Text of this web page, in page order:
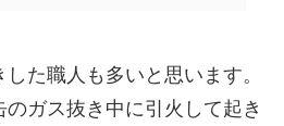
た職人も多いと思います。
ガス抜き中に引火して起き